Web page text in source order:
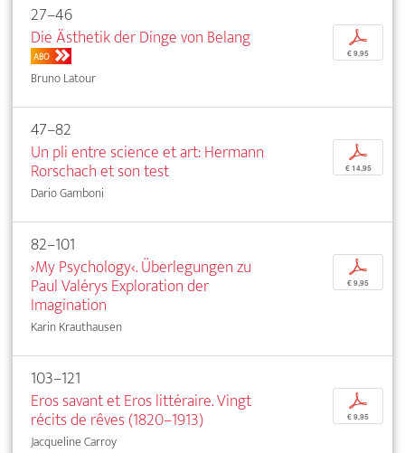
27–46
Die Ästhetik der Dinge von Belang
ABO
Bruno Latour
p
€ 9,95
47–82
Un pli entre science et art: Hermann
Rorschach et son test
Dario Gamboni
p
€ 14,95
82–101
›My Psychology‹. Überlegungen zu
Paul Valérys Exploration der
Imagination
Karin Krauthausen
p
€ 9,95
103–121
Eros savant et Eros littéraire. Vingt
récits de rêves (1820–1913)
Jacqueline Carroy
p
€ 9,95